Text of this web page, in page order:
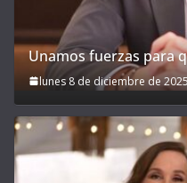
Unamos fuerzas para
lunes 8 de diciembre de